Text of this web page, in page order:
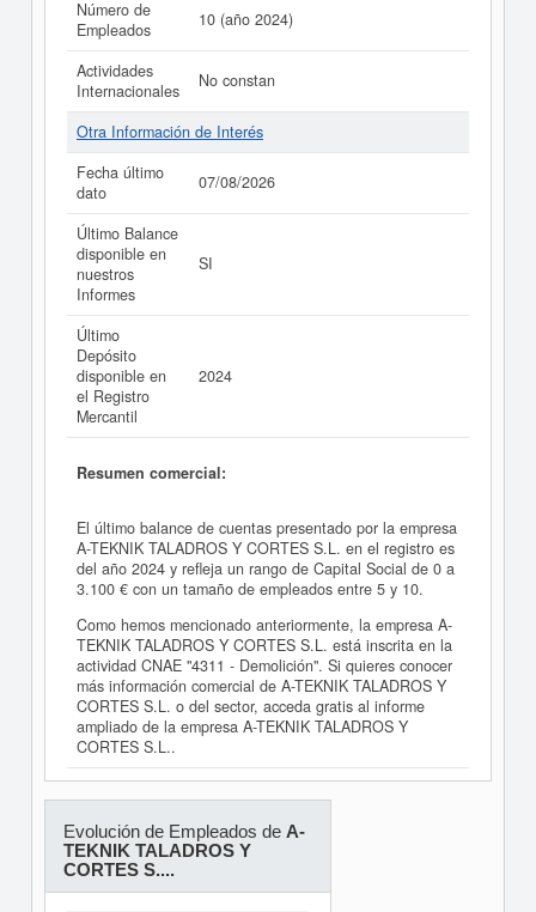
Número de
Empleados
10 (año 2024)
Actividades
Internacionales
No constan
Otra Información de Interés
Fecha último
dato
07/08/2026
Último Balance
disponible en
nuestros
Informes
SI
Último
Depósito
disponible en
el Registro
Mercantil
2024
Resumen comercial:
El último balance de cuentas presentado por la empresa
A-TEKNIK TALADROS Y CORTES S.L. en el registro es
del año 2024 y refleja un rango de Capital Social de 0 a
3.100 € con un tamaño de empleados entre 5 y 10.
Como hemos mencionado anteriormente, la empresa A-
TEKNIK TALADROS Y CORTES S.L. está inscrita en la
actividad CNAE "4311 - Demolición". Si quieres conocer
más información comercial de A-TEKNIK TALADROS Y
CORTES S.L. o del sector, acceda gratis al informe
ampliado de la empresa A-TEKNIK TALADROS Y
CORTES S.L..
Evolución de Empleados de A-
TEKNIK TALADROS Y
CORTES S....